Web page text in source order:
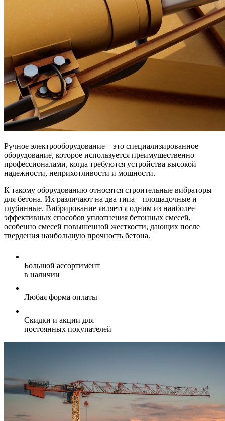
Ручное электрооборудование – это специализированное
оборудование, которое используется преимущественно
профессионалами, когда требуются устройства высокой
надежности, неприхотливости и мощности.
К такому оборудованию относятся строительные вибраторы
для бетона. Их различают на два типа – площадочные и
глубинные. Вибрирование является одним из наиболее
эффективных способов уплотнения бетонных смесей,
особенно смесей повышенной жесткости, дающих после
твердения наибольшую прочность бетона.
Большой ассортимент
в наличии
Любая форма оплаты
Скидки и акции для
постоянных покупателей